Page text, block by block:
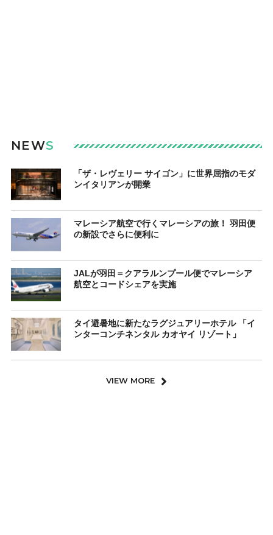
NEWS
「ザ・レヴェリー サイゴン」に世界屈指のモダ
ンイタリアンが開業
マレーシア航空で行くマレーシアの旅！ 羽田便
の新設でさらに便利に
JALが羽田＝クアラルンプール便でマレーシア
航空とコードシェアを実施
タイ避暑地に新たなラグジュアリーホテル 「イ
ンターコンチネンタル カオヤイ リゾート」
VIEW MORE